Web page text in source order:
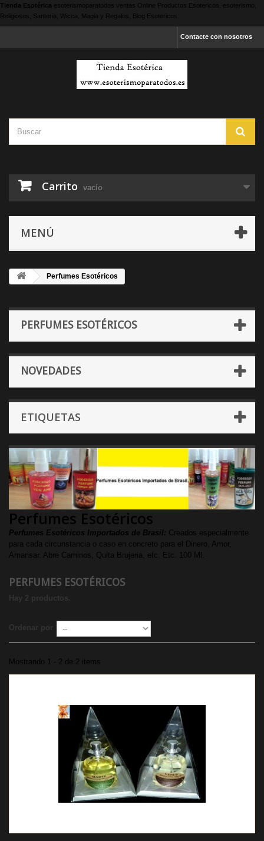
Tienda Esotérica esoterismoparatodos ventas Online Productos Esotericos, esoterismo,
Religiosos, Santeria, Wicca, Magia y Regalos, Blog Esotericos.
Contacte con nosotros
Carrito vacío
MENÚ
Perfumes Esotéricos
PERFUMES ESOTÉRICOS
NOVEDADES
ETIQUETAS
Perfumes Esotéricos
Perfumes Esotéricos Importados de Brasil: Creados especialmente
para cada circunstancia o caso en concreto para el Dinero, Amor,
Amansar. Abre Caminos, Quita Brujeria, etc. Etc. 100 Ml.
PERFUMES ESOTÉRICOS
Hay 2 productos.
Ordenar por
Mostrando 1 - 2 de 2 items